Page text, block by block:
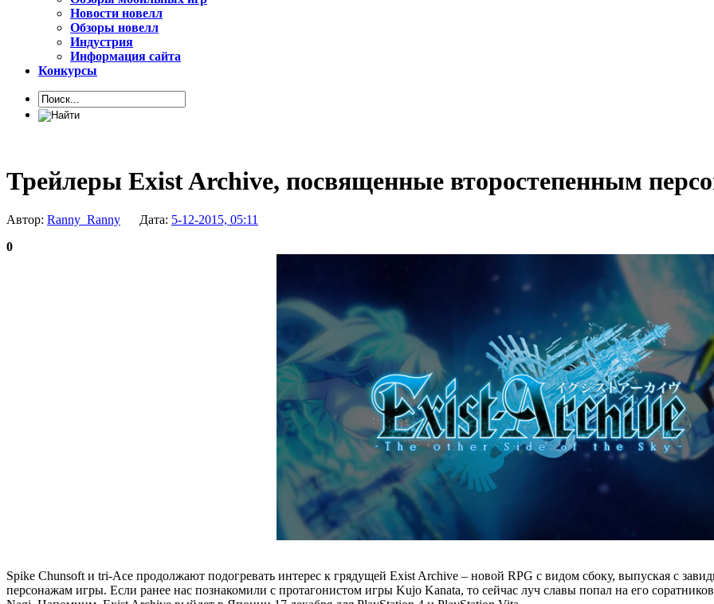
Новости новелл
Обзоры новелл
Индустрия
Информация сайта
Конкурсы
Трейлеры Exist Archive, посвященные второстепенным
Автор: Ranny_Ranny Дата: 5-12-2015, 05:11
0
Spike Chunsoft и tri-Ace продолжают подогревать интерес к грядущей Exist Archive – новой RPG с видом сбоку, выпуская с
персонажам игры. Если ранее нас познакомили с протагонистом игры Kujo Kanata, то сейчас луч славы попал на его